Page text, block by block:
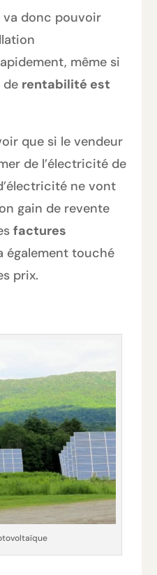
va donc pouvoir
même si
de rentabilité est
que si le vendeur
de l’électricité de
ne vont
gain de revente
factures
également touché
prix.